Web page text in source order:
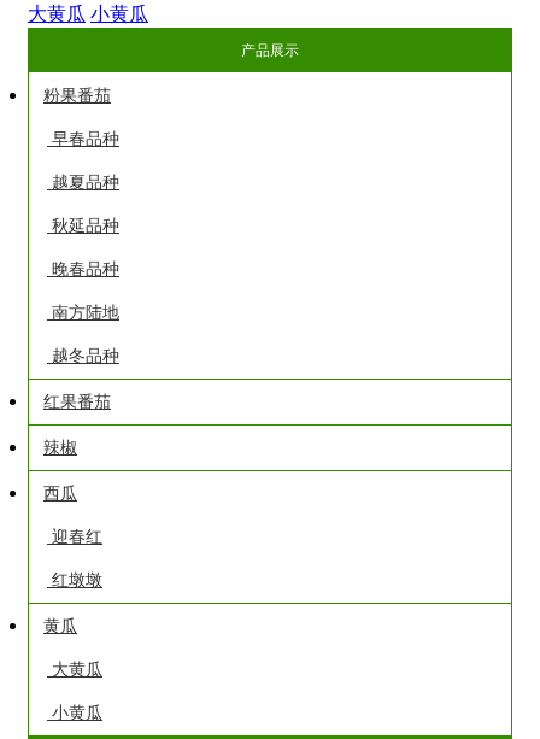
大黄瓜 小黄瓜
产品展示
粉果番茄
早春品种
越夏品种
秋延品种
晚春品种
南方陆地
越冬品种
红果番茄
辣椒
西瓜
迎春红
红墩墩
黄瓜
大黄瓜
小黄瓜